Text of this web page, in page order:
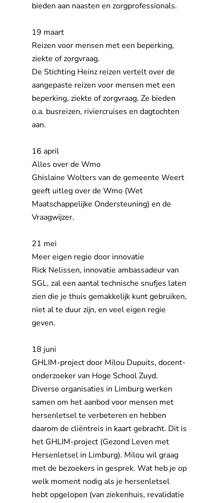
bieden aan naasten en zorgprofessionals.
19 maart
Reizen voor mensen met een beperking,
ziekte of zorgvraag.
De Stichting Heinz reizen vertelt over de
aangepaste reizen voor mensen met een
beperking, ziekte of zorgvraag. Ze bieden
o.a. busreizen, riviercruises en dagtochten
aan.
16 april
Alles over de Wmo
Ghislaine Wolters van de gemeente Weert
geeft uitleg over de Wmo (Wet
Maatschappelijke Ondersteuning) en de
Vraagwijzer.
21 mei
Meer eigen regie door innovatie
Rick Nelissen, innovatie ambassadeur van
SGL, zal een aantal technische snufjes laten
zien die je thuis gemakkelijk kunt gebruiken,
niet al te duur zijn, en veel eigen regie
geven.
18 juni
GHLIM-project door Milou Dupuits, docent-
onderzoeker van Hoge School Zuyd.
Diverse organisaties in Limburg werken
samen om het aanbod voor mensen met
hersenletsel te verbeteren en hebben
daarom de cliëntreis in kaart gebracht. Dit is
het GHLIM-project (Gezond Leven met
Hersenletsel in Limburg). Milou wil graag
met de bezoekers in gesprek. Wat heb je op
welk moment nodig als je hersenletsel
hebt opgelopen (van ziekenhuis, revalidatie